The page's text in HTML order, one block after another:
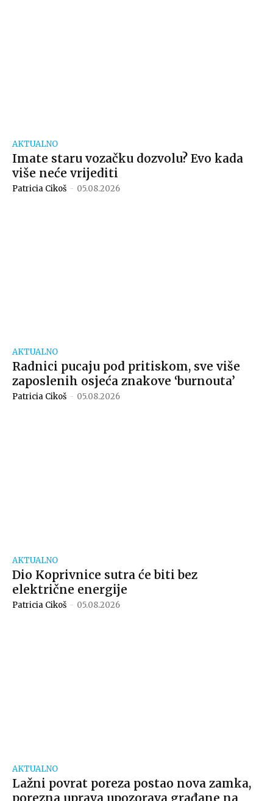
AKTUALNO
Imate staru vozačku dozvolu? Evo kada
više neće vrijediti
Patricia Cikoš - 05.08.2026
AKTUALNO
Radnici pucaju pod pritiskom, sve više
zaposlenih osjeća znakove ‘burnouta’
Patricia Cikoš - 05.08.2026
AKTUALNO
Dio Koprivnice sutra će biti bez
električne energije
Patricia Cikoš - 05.08.2026
AKTUALNO
Lažni povrat poreza postao nova zamka,
porezna uprava upozorava građane na